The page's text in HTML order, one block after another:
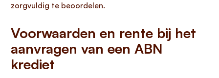
zorgvuldig te beoordelen.
Voorwaarden en rente bij het
aanvragen van een ABN
krediet